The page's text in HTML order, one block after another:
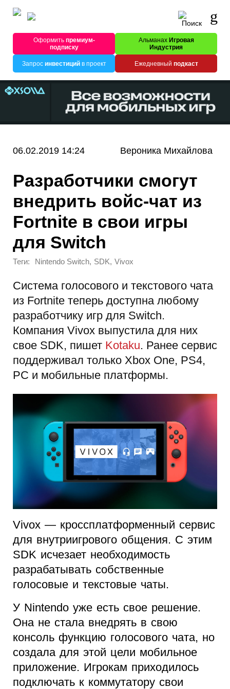
Оформитьпремиум-
подписку
Альманах Игровая
Индустрия
Запрос инвестицийв проект Ежедневный подкаст
06.02.2019 14:24 Вероника Михайлова
Разработчики смогут
внедрить войс-чат из
Fortnite в свои игры
для Switch
Теги: Nintendo Switch, SDK, Vivоx
Система голосового и текстового чата
из Fortnite теперь доступна любому
разработчику игр для Switch.
Компания Vivox выпустила для них
свое SDK, пишет Kotaku. Ранее сервис
поддерживал только Xbox One, PS4,
PC и мобильные платформы.
Vivox — кроссплатформенный сервис
для внутриигрового общения. С этим
SDK исчезает необходимость
разрабатывать собственные
голосовые и текстовые чаты.
У Nintendo уже есть свое решение.
Она не стала внедрять в свою
консоль функцию голосового чата, но
создала для этой цели мобильное
приложение. Игрокам приходилось
подключать к коммутатору свои